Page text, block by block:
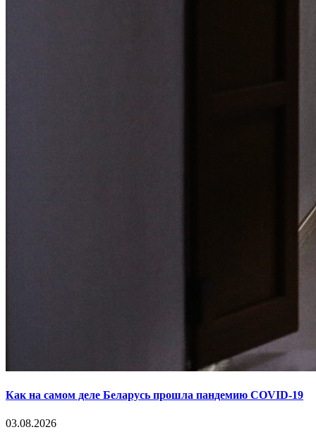
Как на самом деле Беларусь прошла пандемию COVID-19
03.08.2026